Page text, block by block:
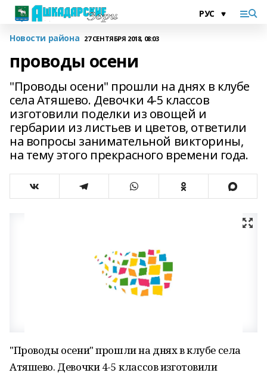
Новости района 27 СЕНТЯБРЯ 2018, 08:03
проводы осени
"Проводы осени" прошли на днях в клубе
села Атяшево. Девочки 4-5 классов
изготовили поделки из овощей и
гербарии из листьев и цветов, ответили
на вопросы занимательной викторины,
на тему этого прекрасного времени года.
"Проводы осени" прошли на днях в клубе села
Атяшево. Девочки 4-5 классов изготовили